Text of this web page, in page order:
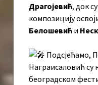
Драгојевић, док
композицију
Белошевић и
Подсјећамо,
Награисаловић су
београдском